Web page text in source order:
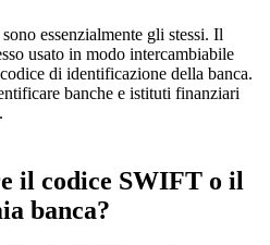
essenzialmente gli stessi. Il
usato in modo intercambiabile
di identificazione della banca.
banche e istituti finanziari
il codice SWIFT o il
banca?